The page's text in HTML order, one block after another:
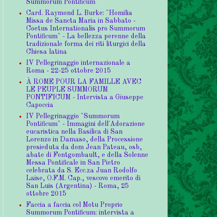
Summorum Pontificum
Card. Raymond L. Burke: "Homilia
Missa de Sancta Maria in Sabbato -
Coetus Internationalis pro Summorum
Pontificum" - La bellezza perenne della
tradizionale forma dei riti liturgici della
Chiesa latina
IV Pellegrinaggio internazionale a
Roma - 22-25 ottobre 2015
À ROME POUR LA FAMILLE AVEC
LE PEUPLE SUMMORUM
PONTIFICUM - Intervista a Giuseppe
Capoccia
IV Pellegrinaggio "Summorum
Pontificum" - Immagini dell'Adorazione
eucaristica nella Basilica di San
Lorenzo in Damaso, della Processione
presieduta da dom Jean Pateau, osb,
abate di Fontgombault, e della Solenne
Messa Pontificale in San Pietro
celebrata da S. Ecc.za Juan Rodolfo
Laise, O.F.M. Cap., vescovo emerito di
San Luis (Argentina) - Roma, 25
ottobre 2015
Faccia a faccia col Motu Proprio
Summorum Pontificum: intervista a